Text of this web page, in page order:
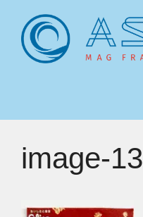
contenu
image-13